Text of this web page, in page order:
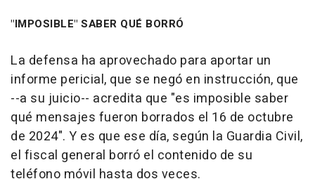
"IMPOSIBLE" SABER QUÉ BORRÓ
La defensa ha aprovechado para aportar un
informe pericial, que se negó en instrucción, que
--a su juicio-- acredita que "es imposible saber
qué mensajes fueron borrados el 16 de octubre
de 2024". Y es que ese día, según la Guardia Civil,
el fiscal general borró el contenido de su
teléfono móvil hasta dos veces.